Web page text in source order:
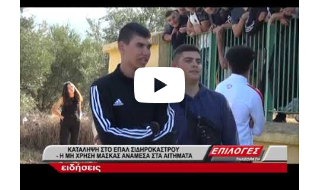
a
y
v
i
d
e
o